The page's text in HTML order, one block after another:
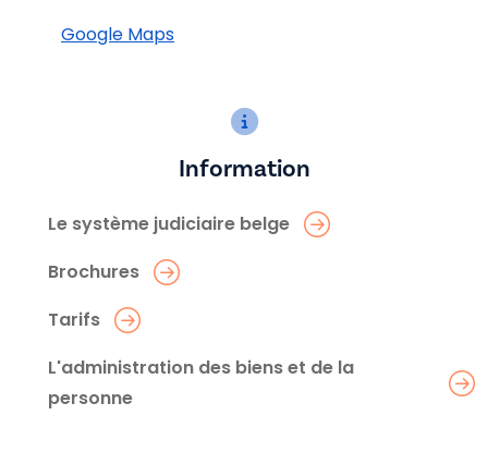
Google Maps
Information
Le système judiciaire belge
Brochures
Tarifs
L'administration des biens et de la
personne